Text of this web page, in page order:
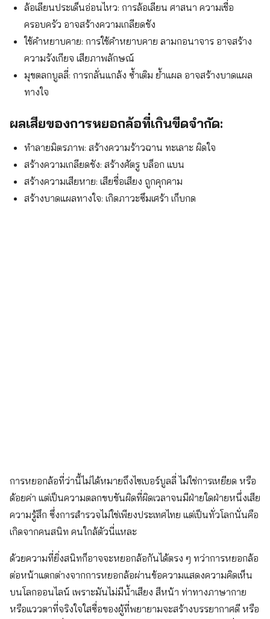
ล้อเลียนประเด็นอ่อนไหว: การล้อเลียน ศาสนา ความเชื่อ
ครอบครัว อาจสร้างความเกลียดชัง
ใช้คำหยาบคาย: การใช้คำหยาบคาย ลามกอนาจาร อาจสร้าง
ความรังเกียจ เสียภาพลักษณ์
มุขตลกบูลลี่: การกลั่นแกล้ง ซ้ำเติม ย้ำแผล อาจสร้างบาดแผล
ทางใจ
ผลเสียของการหยอกล้อที่เกินขีดจำกัด:
ทำลายมิตรภาพ: สร้างความร้าวฉาน ทะเลาะ ผิดใจ
สร้างความเกลียดชัง: สร้างศัตรู บล็อก แบน
สร้างความเสียหาย: เสียชื่อเสียง ถูกคุกคาม
สร้างบาดแผลทางใจ: เกิดภาวะซึมเศร้า เก็บกด
การหยอกล้อที่ว่านี้ไม่ได้หมายถึงไซเบอร์บูลลี่ ไม่ใช่การเหยียด หรือ
ด้อยค่า แต่เป็นความตลกขบขันผิดที่ผิดเวลาจนมีฝ่ายใดฝ่ายหนึ่งเสีย
ความรู้สึก ซึ่งการสำรวจไม่ใช่เพียงประเทศไทย แต่เป็นทั่วโลกนั่นคือ
เกิดจากคนสนิท คนใกล้ตัวนี่แหละ
ด้วยความที่ยิ่งสนิทก็อาจจะหยอกล้อกันได้ตรง ๆ ทว่าการหยอกล้อ
ต่อหน้าแตกต่างจากการหยอกล้อผ่านข้อความแสดงความคิดเห็น
บนโลกออนไลน์ เพราะมันไม่มีน้ำเสียง สีหน้า ท่าทางภาษากาย
หรือแววตาที่จริงใจใสซื่อของผู้ที่พยายามจะสร้างบรรยากาศดี หรือ